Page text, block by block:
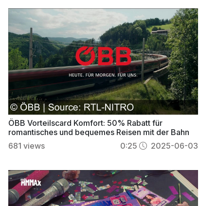
ÖBB Vorteilscard Komfort: 50% Rabatt für
romantisches und bequemes Reisen mit der Bahn
681 views 0:25 2025-06-03